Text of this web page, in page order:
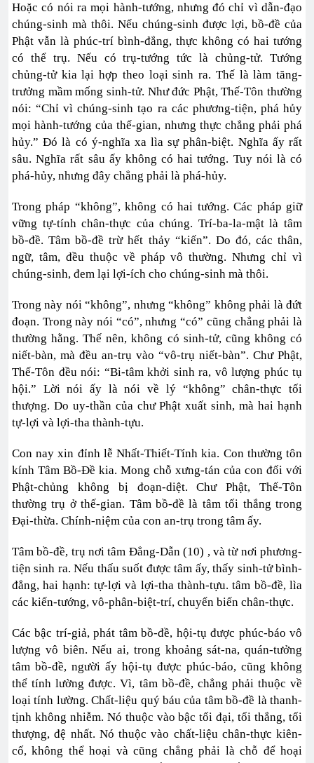
Hoặc có nói ra mọi hành-tướng, nhưng đó chỉ vì dẫn-đạo
chúng-sinh mà thôi. Nếu chúng-sinh được lợi, bồ-đề của
Phật vẫn là phúc-trí bình-đẳng, thực không có hai tướng
có thể trụ. Nếu có trụ-tướng tức là chủng-tử. Tướng
chủng-tử kia lại hợp theo loại sinh ra. Thế là làm tăng-
trưởng mầm mống sinh-tử. Như đức Phật, Thế-Tôn thường
nói: “Chỉ vì chúng-sinh tạo ra các phương-tiện, phá hủy
mọi hành-tướng của thế-gian, nhưng thực chẳng phải phá
hủy.” Đó là có ý-nghĩa xa lìa sự phân-biệt. Nghĩa ấy rất
sâu. Nghĩa rất sâu ấy không có hai tướng. Tuy nói là có
phá-hủy, nhưng đây chẳng phải là phá-hủy.
Trong pháp “không”, không có hai tướng. Các pháp giữ
vững tự-tính chân-thực của chúng. Trí-ba-la-mật là tâm
bồ-đề. Tâm bồ-đề trừ hết thảy “kiến”. Do đó, các thân,
ngữ, tâm, đều thuộc về pháp vô thường. Nhưng chỉ vì
chúng-sinh, đem lại lợi-ích cho chúng-sinh mà thôi.
Trong này nói “không”, nhưng “không” không phải là đứt
đoạn. Trong này nói “có”, nhưng “có” cũng chẳng phải là
thường hằng. Thế nên, không có sinh-tử, cũng không có
niết-bàn, mà đều an-trụ vào “vô-trụ niết-bàn”. Chư Phật,
Thế-Tôn đều nói: “Bi-tâm khởi sinh ra, vô lượng phúc tụ
hội.” Lời nói ấy là nói về lý “không” chân-thực tối
thượng. Do uy-thần của chư Phật xuất sinh, mà hai hạnh
tự-lợi và lợi-tha thành-tựu.
Con nay xin đỉnh lễ Nhất-Thiết-Tính kia. Con thường tôn
kính Tâm Bồ-Đề kia. Mong chỗ xưng-tán của con đối với
Phật-chủng không bị đoạn-diệt. Chư Phật, Thế-Tôn
thường trụ ở thế-gian. Tâm bồ-đề là tâm tối thắng trong
Đại-thừa. Chính-niệm của con an-trụ trong tâm ấy.
Tâm bồ-đề, trụ nơi tâm Đẳng-Dẫn (10) , và từ nơi phương-
tiện sinh ra. Nếu thấu suốt được tâm ấy, thấy sinh-tử bình-
đẳng, hai hạnh: tự-lợi và lợi-tha thành-tựu. tâm bồ-đề, lìa
các kiến-tướng, vô-phân-biệt-trí, chuyển biến chân-thực.
Các bậc trí-giả, phát tâm bồ-đề, hội-tụ được phúc-báo vô
lượng vô biên. Nếu ai, trong khoảng sát-na, quán-tưởng
tâm bồ-đề, người ấy hội-tụ được phúc-báo, cũng không
thể tính lường được. Vì, tâm bồ-đề, chẳng phải thuộc về
loại tính lường. Chất-liệu quý báu của tâm bồ-đề là thanh-
tịnh không nhiễm. Nó thuộc vào bậc tối đại, tối thắng, tối
thượng, đệ nhất. Nó thuộc vào chất-liệu chân-thực kiên-
cố, không thể hoại và cũng chẳng phải là chỗ để hoại